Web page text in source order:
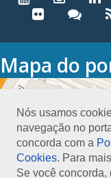
Nós usamos
navegação no
concorda com a
Cookies. Para
Se você concorda,
Mapa do
HOME
Conselho Diretor
Nossa Sede
Planejamento
Organograma